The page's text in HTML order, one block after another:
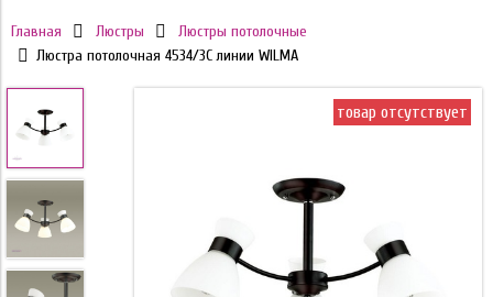
Главная Люстры
Люстры потолочные
Люстра потолочная 4534/3C линии WILMA
товар отсутствует